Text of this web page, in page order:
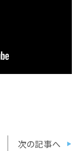
次の記事へ